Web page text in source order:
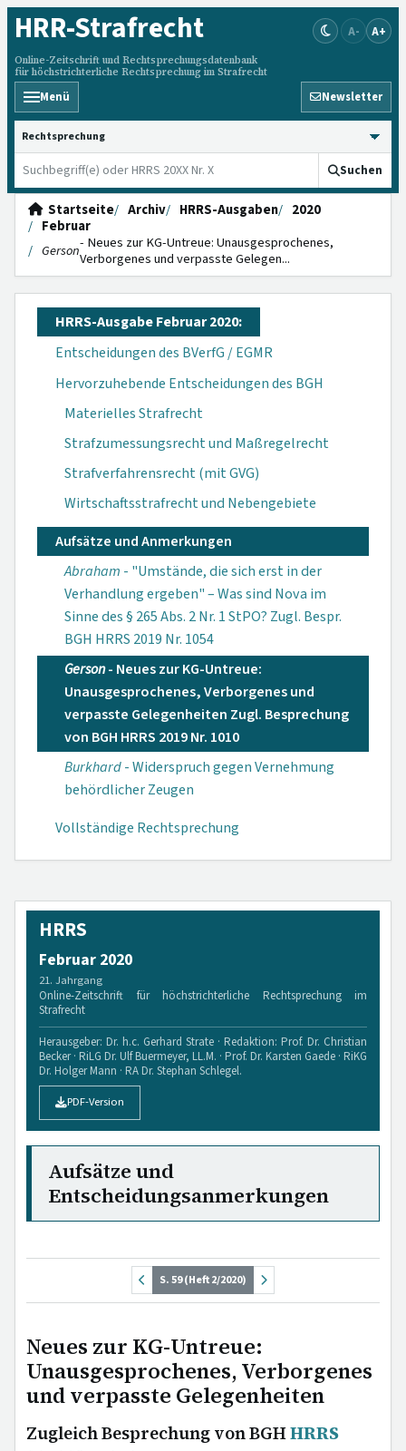
HRR-Strafrecht
Online-Zeitschrift und Rechtsprechungsdatenbank
für höchstrichterliche Rechtsprechung im Strafrecht
A- A+
Menü Newsletter
HRRS durchsuchen
Suchen
Startseite Archiv HRRS-Ausgaben
2020
Februar
Gerson- Neues zur KG-Untreue: Unausgesprochenes,
Verborgenes und verpasste Gelegen...
HRRS-Ausgabe Februar 2020:
Entscheidungen des BVerfG / EGMR
Hervorzuhebende Entscheidungen des BGH
Materielles Strafrecht
Strafzumessungsrecht und Maßregelrecht
Strafverfahrensrecht (mit GVG)
Wirtschaftsstrafrecht und Nebengebiete
Aufsätze und Anmerkungen
Abraham - "Umstände, die sich erst in der
Verhandlung ergeben" – Was sind Nova im
Sinne des § 265 Abs. 2 Nr. 1 StPO? Zugl. Bespr.
BGH HRRS 2019 Nr. 1054
Gerson- Neues zur KG-Untreue:
Unausgesprochenes, Verborgenes und
verpasste Gelegenheiten Zugl. Besprechung
von BGH HRRS 2019 Nr. 1010
Burkhard- Widerspruch gegen Vernehmung
behördlicher Zeugen
Vollständige Rechtsprechung
HRRS
Februar 2020
21. Jahrgang
Online-Zeitschrift für höchstrichterliche Rechtsprechung im
Strafrecht
Herausgeber: Dr. h.c. Gerhard Strate · Redaktion: Prof. Dr. Christian
Becker · RiLG Dr. Ulf Buermeyer, LL.M. · Prof. Dr. Karsten Gaede · RiKG
Dr. Holger Mann · RA Dr. Stephan Schlegel.
PDF-Version
Aufsätze und
Entscheidungsanmerkungen
S. 59 (Heft 2/2020)
Neues zur KG-Untreue:
Unausgesprochenes, Verborgenes
und verpasste Gelegenheiten
Zugleich Besprechung von BGHHRRS